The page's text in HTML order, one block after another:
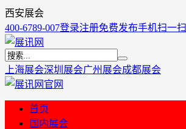
西安展会
400-6789-007登录注册免费发布手机扫一扫
上海展会深圳展会广州展会成都展会
首页
国内展会